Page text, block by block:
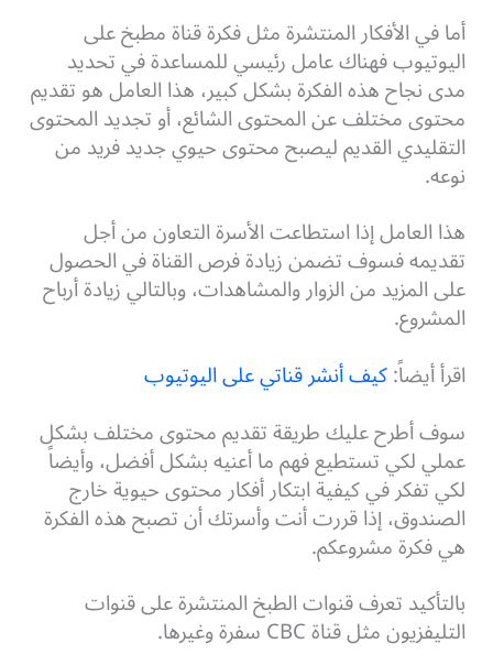
أما في الأفكار المنتشرة مثل فكرة قناة مطبخ على
اليوتيوب فهناك عامل رئيسي للمساعدة في تحديد
مدى نجاح هذه الفكرة بشكل كبير، هذا العامل هو تقديم
محتوى مختلف عن المحتوى الشائع، أو تجديد المحتوى
التقليدي القديم ليصبح محتوى حيوي جديد فريد من
نوعه.
هذا العامل إذا استطاعت الأسرة التعاون من أجل
تقديمه فسوف تضمن زيادة فرص القناة في الحصول
على المزيد من الزوار والمشاهدات، وبالتالي زيادة أرباح
المشروع.
اقرأ أيضاً:كيف أنشر قناتي على اليوتيوب
سوف أطرح عليك طريقة تقديم محتوى مختلف بشكل
عملي لكي تستطيع فهم ما أعنيه بشكل أفضل، وأيضاً
لكي تفكر في كيفية ابتكار أفكار محتوى حيوية خارج
الصندوق، إذا قررت أنت وأسرتك أن تصبح هذه الفكرة
هي فكرة مشروعكم.
بالتأكيد تعرف قنوات الطبخ المنتشرة على قنوات
التليفزيون مثل قناة CBC سفرة وغيرها.